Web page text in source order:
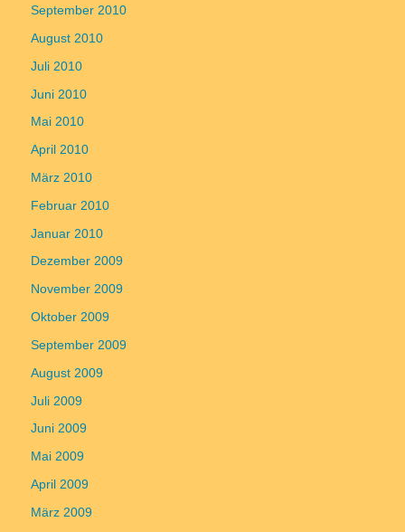
September 2010
August 2010
Juli 2010
Juni 2010
Mai 2010
April 2010
März 2010
Februar 2010
Januar 2010
Dezember 2009
November 2009
Oktober 2009
September 2009
August 2009
Juli 2009
Juni 2009
Mai 2009
April 2009
März 2009